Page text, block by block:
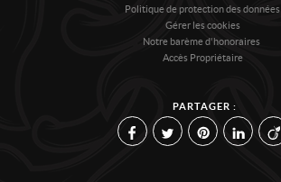
Politique de protection des données
Gérer les cookies
Notre barème d'honoraires
Accès Propriétaire
PARTAGER :